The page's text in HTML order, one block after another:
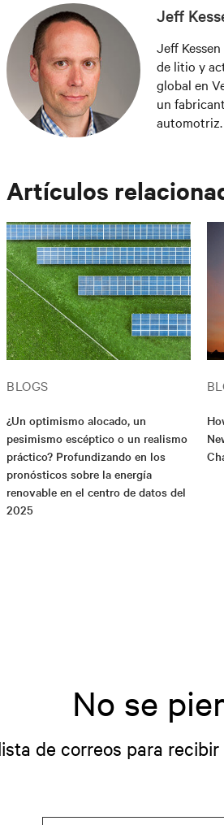
Jeff
Jeff
de litio y
global en
un
Universidad
Artículos
BLOGS
¿Un optimismo alocado, un
pesimismo escéptico o un realismo
práctico? Profundizando en los
pronósticos sobre la energía
renovable en el centro de datos del
2025
No se
de correos para